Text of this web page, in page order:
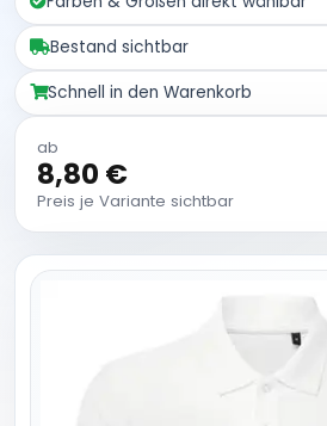
Bestand sichtbar
Schnell in den Warenkorb
ab
8,80 €
Preis je Variante sichtbar